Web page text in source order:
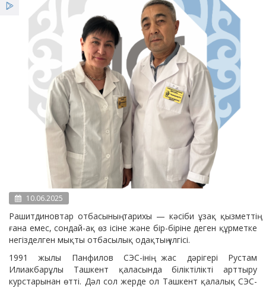
Қызметтер
Жеңілдіктер
Жаңалықтар
10.06.2025
Рашитдиновтар отбасының тарихы — кәсіби ұзақ қызметтің
ғана емес, сондай-ақ өз ісіне және бір-біріне деген құрметке
негізделген мықты отбасылық одақтың үлгісі.
1991 жылы Панфилов СЭС-інің жас дәрігері Рустам
Илиакбарұлы Ташкент қаласында біліктілікті арттыру
курстарынан өтті. Дәл сол жерде ол Ташкент қалалық СЭС-